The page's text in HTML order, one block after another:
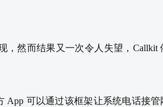
，然而结果又一次令人失望，Callkit
App 可以通过该框架让系统电话接